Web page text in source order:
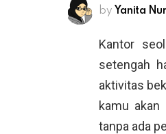
by Yanita
Kantor
setengah
aktivitas
kamu
tanpa ada